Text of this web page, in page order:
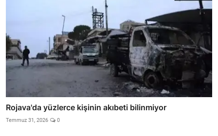
Rojava'da yüzlerce kişinin akıbeti bilinmiyor
Temmuz 31, 2026 0